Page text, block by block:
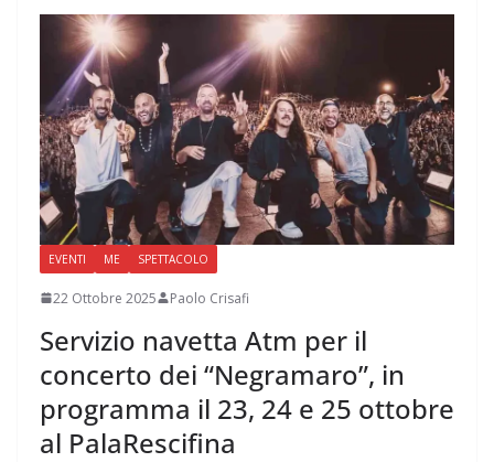
EVENTI ME SPETTACOLO
22 Ottobre 2025 Paolo Crisafi
Servizio navetta Atm per il
concerto dei “Negramaro”, in
programma il 23, 24 e 25 ottobre
al PalaRescifina